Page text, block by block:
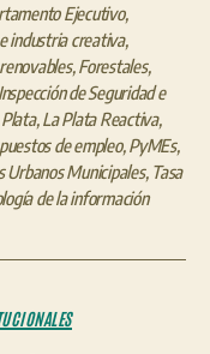
Ejecutivo,
industria creativa,
,Forestales,
Inspección de Seguridad e
,La Plata Reactiva,
puestos de empleo,PyMEs,
Urbanos Municipales, Tasa
de la información